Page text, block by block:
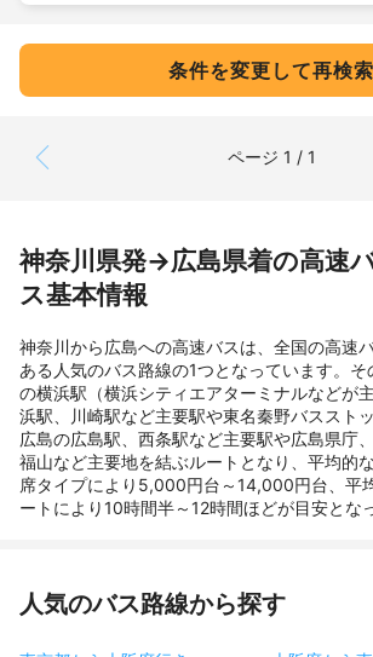
条件を変更して再検索
ページ 1 / 1
神奈川県発→広島県着の高速
ス基本情報
神奈川から広島への高速バスは、全国の高速
ある人気のバス路線の1つとなっています。そ
の横浜駅（横浜シティエアターミナルなどが
浜駅、川崎駅など主要駅や東名秦野バススト
広島の広島駅、西条駅など主要駅や広島県庁
福山など主要地を結ぶルートとなり、平均的
席タイプにより5,000円台～14,000円台、平
ートにより10時間半～12時間ほどが目安とな
人気のバス路線から探す